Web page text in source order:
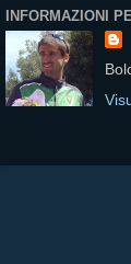
INFORMAZIONI